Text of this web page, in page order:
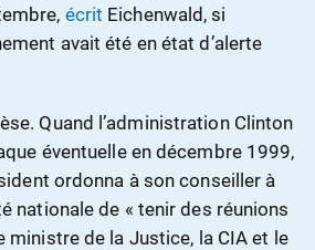
écrit Eichenwald, si
avait été en état d’alerte
Quand l’administration Clinton
éventuelle en décembre 1999,
ordonna à son conseiller à
nationale de « tenir des réunions
ministre de la Justice, la CIA et le